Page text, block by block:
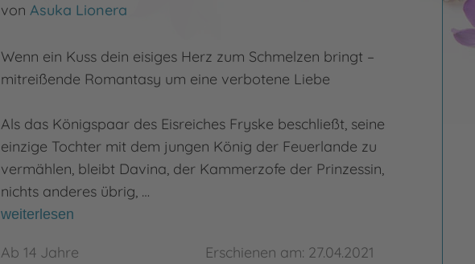
von Asuka Lionera
Wenn ein Kuss dein eisiges Herz zum Schmelzen bringt –
mitreißende Romantasy um eine verbotene Liebe
Als das Königspaar des Eisreiches Fryske beschließt, seine
einzige Tochter mit dem jungen König der Feuerlande zu
vermählen, bleibt Davina, der Kammerzofe der Prinzessin,
nichts anderes übrig, …
weiterlesen
Ab 14 Jahre
Erschienen am: 27.04.2021